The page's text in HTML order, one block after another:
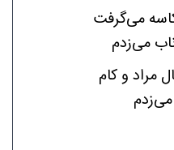
می‌گرفت
می‌زدم
مراد وکام
می‌زدم